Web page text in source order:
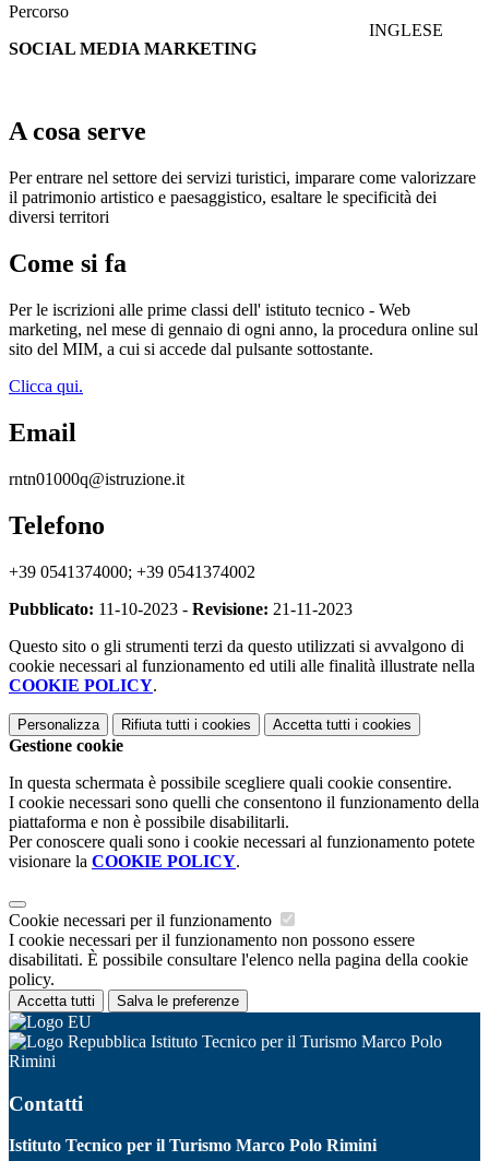
Percorso
SOCIAL MEDIA MARKETING
INGLESE
A cosa serve
Per entrare nel settore dei servizi turistici, imparare come valorizzare
il patrimonio artistico e paesaggistico, esaltare le specificità dei
diversi territori
Come si fa
Per le iscrizioni alle prime classi dell' istituto tecnico - Web
marketing, nel mese di gennaio di ogni anno, la procedura online sul
sito del MIM, a cui si accede dal pulsante sottostante.
Clicca qui.
Email
rntn01000q@istruzione.it
Telefono
+39 0541374000; +39 0541374002
Pubblicato: 11-10-2023 - Revisione: 21-11-2023
Questo sito o gli strumenti terzi da questo utilizzati si avvalgono di
cookie necessari al funzionamento ed utili alle finalità illustrate nella
COOKIE POLICY.
Personalizza Rifiuta tutti i cookies Accetta tutti i cookies
Gestione cookie
In questa schermata è possibile scegliere quali cookie consentire.
I cookie necessari sono quelli che consentono il funzionamento della
piattaforma e non è possibile disabilitarli.
Per conoscere quali sono i cookie necessari al funzionamento potete
visionare la COOKIE POLICY.
Cookie necessari per il funzionamento
I cookie necessari per il funzionamento non possono essere
disabilitati. È possibile consultare l'elenco nella pagina della cookie
policy.
Accetta tutti Salva le preferenze
Istituto Tecnico per il Turismo Marco Polo
Rimini
Contatti
Istituto Tecnico per il Turismo Marco Polo Rimini